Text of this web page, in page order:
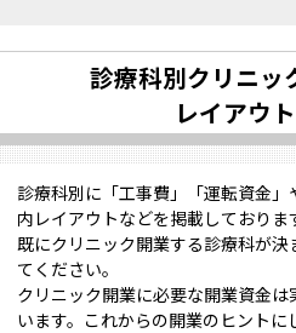
診療科別クリニッ
レイアウ
診療科別に「工事費」「運転資金
内レイアウトなどを掲載しておりま
既にクリニック開業する診療科が決
てください。
クリニック開業に必要な開業資金
います。これからの開業のヒントに